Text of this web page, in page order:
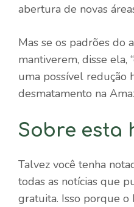
abertura de novas
Mas se os padrões do
mantiverem, disse ela,
uma possível redução
desmatamento na
Sobre esta
Talvez você tenha
todas as notícias que
gratuita. Isso porque